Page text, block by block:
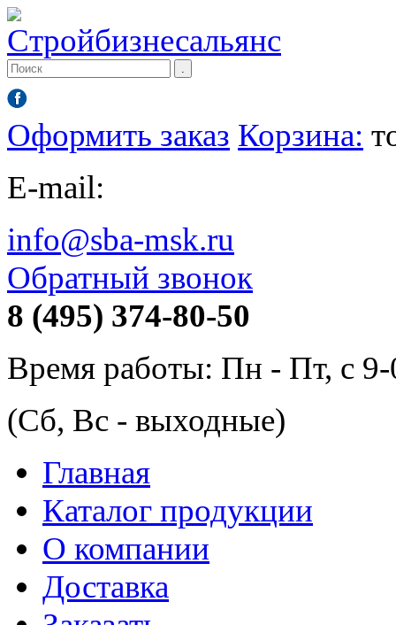
Оформить заказ Корзина:
E-mail:
info@sba-msk.ru
Обратный звонок
8 (495) 374-80-50
Время работы: Пн - Пт, с
(Сб, Вс - выходные)
Главная
Каталог продукции
О компании
Доставка